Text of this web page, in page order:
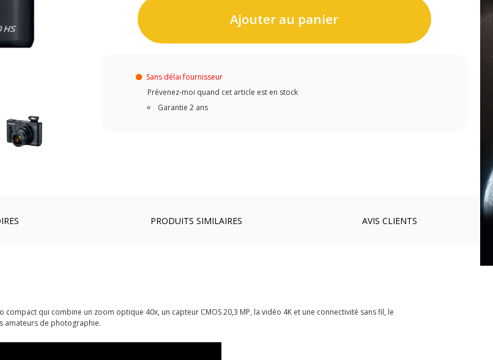
Ajouter au panier
Sans délai fournisseur
Prévenez-moi quand cet article est en stock
Garantie 2 ans
PRODUITS SIMILAIRES AVIS CLIENTS
compact qui combine un zoom optique 40x, un capteur CMOS 20,3 MP, la vidéo 4K et une connectivité sans fil, le
amateurs de photographie.